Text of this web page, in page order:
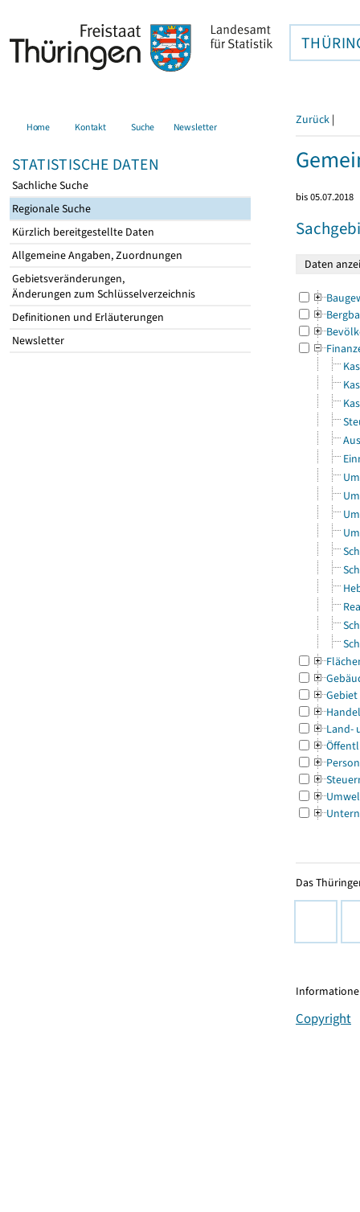
Home Kontakt Suche Newsletter
STATISTISCHE DATEN
Sachliche Suche
Regionale Suche
Kürzlich bereitgestellte Daten
Allgemeine Angaben, Zuordnungen
Gebietsveränderungen,
Änderungen zum Schlüsselverzeichnis
Definitionen und Erläuterungen
Newsletter
Zurück |
bis 05.07.2018
Gebiet
Land-
Das
Copyright